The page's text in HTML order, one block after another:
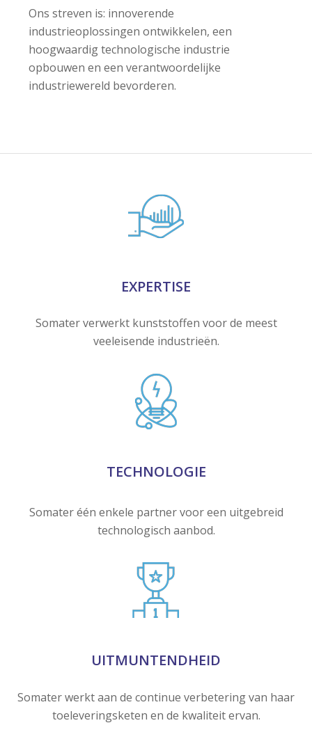
Ons streven is: innoverende
industrieoplossingen ontwikkelen, een
hoogwaardig technologische industrie
opbouwen en een verantwoordelijke
industriewereld bevorderen.
EXPERTISE
Somater verwerkt kunststoffen voor de meest
veeleisende industrieën.
TECHNOLOGIE
Somater één enkele partner voor een uitgebreid
technologisch aanbod.
UITMUNTENDHEID
Somater werkt aan de continue verbetering van haar
toeleveringsketen en de kwaliteit ervan.